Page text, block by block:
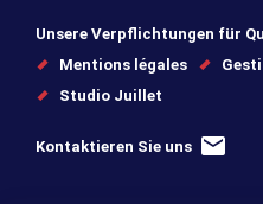
Unsere Verpflichtungen für
Mentions légales
Studio Juillet
Kontaktieren Sie uns